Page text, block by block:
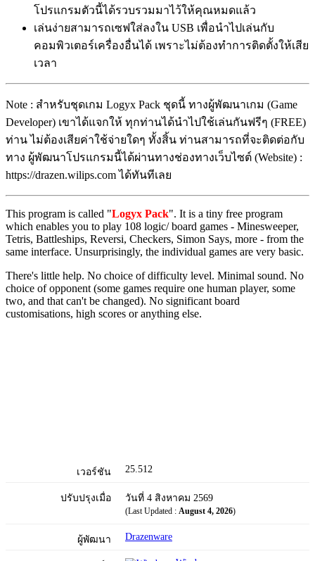
โปรแกรมตัวนี้ได้รวบรวมมาไว้ให้คุณหมดแล้ว
เล่นง่ายสามารถเซฟใส่ลงใน USB เพื่อนำไปเล่นกับ
คอมพิวเตอร์เครื่องอื่นได้ เพราะไม่ต้องทำการติดตั้งให้เสีย
เวลา
Note : สำหรับชุดเกม Logyx Pack ชุดนี้ ทางผู้พัฒนาเกม (Game
Developer) เขาได้แจกให้ ทุกท่านได้นำไปใช้เล่นกันฟรีๆ (FREE)
ท่าน ไม่ต้องเสียค่าใช้จ่ายใดๆ ทั้งสิ้น ท่านสามารถที่จะติดต่อกับ
ทาง ผู้พัฒนาโปรแกรมนี้ได้ผ่านทางช่องทางเว็บไซต์ (Website) :
https://drazen.wilips.com ได้ทันทีเลย
This program is called "Logyx Pack". It is a tiny free program
which enables you to play 108 logic/ board games - Minesweeper,
Tetris, Battleships, Reversi, Checkers, Simon Says, more - from the
same interface. Unsurprisingly, the individual games are very basic.
There's little help. No choice of difficulty level. Minimal sound. No
choice of opponent (some games require one human player, some
two, and that can't be changed). No significant board
customisations, high scores or anything else.
เวอร์ชัน 25.512
ปรับปรุงเมื่อ วันที่ 4 สิงหาคม 2569
(Last Updated : August 4, 2026)
ผู้พัฒนา Drazenware